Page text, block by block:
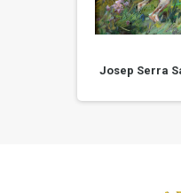
Josep Serra